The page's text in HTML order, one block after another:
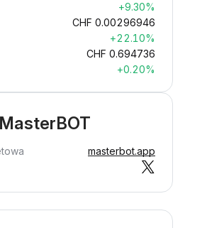
+9.30%
CHF 0.00296946
+22.10%
CHF 0.694736
+0.20%
masterbot.app